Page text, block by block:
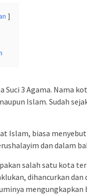
Suci 3 Agama. Nama
Islam. Sudah
Islam, biasa
dan dalam
salah satu kota
dihancurkan